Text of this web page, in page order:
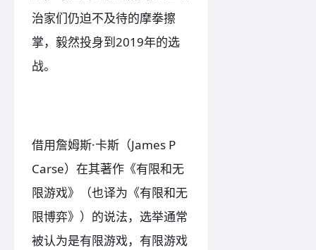
治家们仍迫不及待的摩拳擦
掌，毅然投身到2019年的选
战。
借用詹姆斯·卡斯（James P
Carse）在其著作《有限和无
限游戏》（也译为《有限和无
限博弈》）的说法，选举通常
被认为是有限游戏，有限游戏